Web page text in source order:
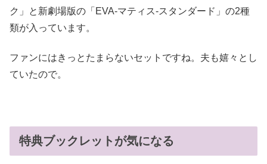
ク」と新劇場版の「EVA-マティス-スタンダード」の2種
類が入っています。
ファンにはきっとたまらないセットですね。夫も嬉々とし
ていたので。
特典ブックレットが気になる